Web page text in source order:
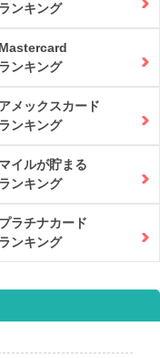
ランキング
Mastercard
ランキング
アメックスカード
ランキング
マイルが貯まる
ランキング
プラチナカード
ランキング